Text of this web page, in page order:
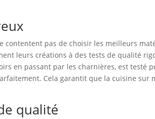
contentent pas de choisir les meilleurs
leurs créations à des tests de qualité
en passant par les charnières, est testé
Cela garantit que la cuisine sur
qualité